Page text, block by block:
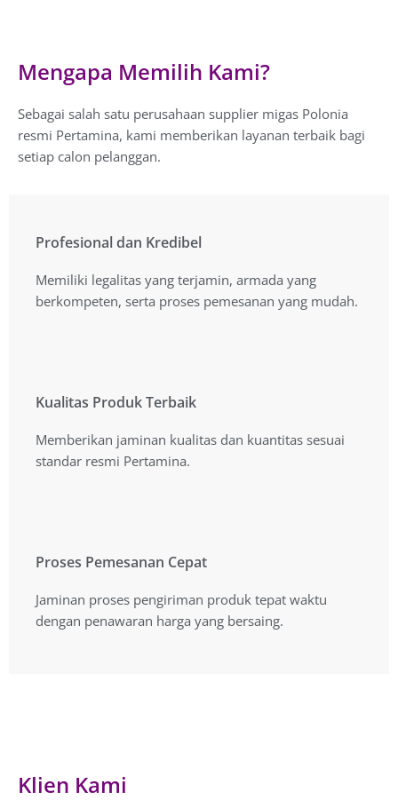
Mengapa Memilih Kami?
Sebagai salah satu perusahaan supplier migas Polonia
resmi Pertamina, kami memberikan layanan terbaik bagi
setiap calon pelanggan.
Profesional dan Kredibel
Memiliki legalitas yang terjamin, armada yang
berkompeten, serta proses pemesanan yang mudah.
Profesional dan Kredibel
Memiliki legalitas yang terjamin, armada yang
berkompeten, serta proses pemesanan yang mudah.
Kualitas Produk Terbaik
Memberikan jaminan kualitas dan kuantitas sesuai
standar resmi Pertamina.
Kualitas Produk Terbaik
Memberikan jaminan kualitas dan kuantitas sesuai
standart resmi Pertamina.
Proses Pemesanan Cepat
Jaminan proses pengiriman produk tepat waktu
dengan penawaran harga yang bersaing.
Proses Pemesanan Cepat
Jaminan proses pengiriman produk tepat waktu
dengan penawaran harga yang bersaing.
Klien Kami